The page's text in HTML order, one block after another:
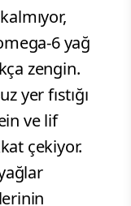
6 yağ
zengin.
yer fıstığı
ve lif
çekiyor.